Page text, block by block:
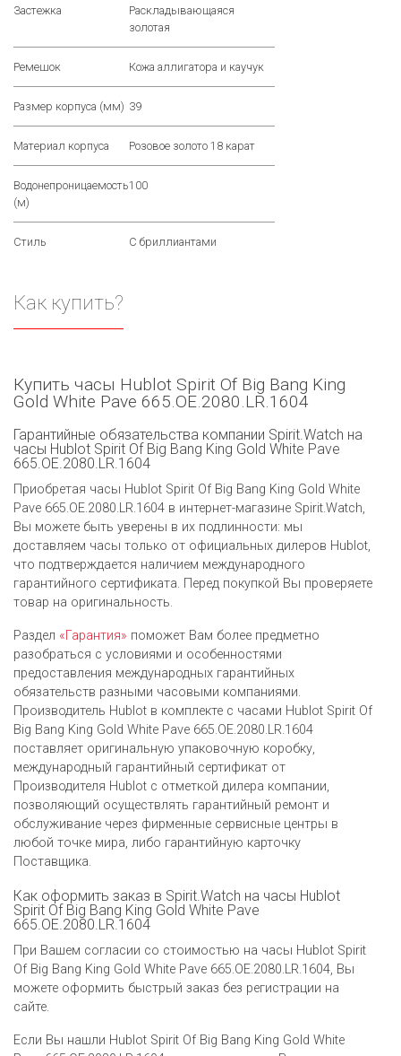
Застежка
Раскладывающаяся
золотая
Ремешок Кожа аллигатора и каучук
Размер корпуса (мм) 39
Материал корпуса Розовое золото 18 карат
Водонепроницаемость
(м)
100
Стиль С бриллиантами
Как купить?
Купить часы Hublot Spirit Of Big Bang King
Gold White Pave 665.OE.2080.LR.1604
Гарантийные обязательства компании Spirit.Watch на
часы Hublot Spirit Of Big Bang King Gold White Pave
665.OE.2080.LR.1604
Приобретая часы Hublot Spirit Of Big Bang King Gold White
Pave 665.OE.2080.LR.1604 в интернет-магазине Spirit.Watch,
Вы можете быть уверены в их подлинности: мы
доставляем часы только от официальных дилеров Hublot,
что подтверждается наличием международного
гарантийного сертификата. Перед покупкой Вы проверяете
товар на оригинальность.
Раздел «Гарантия» поможет Вам более предметно
разобраться с условиями и особенностями
предоставления международных гарантийных
обязательств разными часовыми компаниями.
Производитель Hublot в комплекте с часами Hublot Spirit Of
Big Bang King Gold White Pave 665.OE.2080.LR.1604
поставляет оригинальную упаковочную коробку,
международный гарантийный сертификат от
Производителя Hublot c отметкой дилера компании,
позволяющий осуществлять гарантийный ремонт и
обслуживание через фирменные сервисные центры в
любой точке мира, либо гарантийную карточку
Поставщика.
Как оформить заказ в Spirit.Watch на часы Hublot
Spirit Of Big Bang King Gold White Pave
665.OE.2080.LR.1604
При Вашем согласии со стоимостью на часы Hublot Spirit
Of Big Bang King Gold White Pave 665.OE.2080.LR.1604, Вы
можете оформить быстрый заказ без регистрации на
сайте.
Если Вы нашли Hublot Spirit Of Big Bang King Gold White